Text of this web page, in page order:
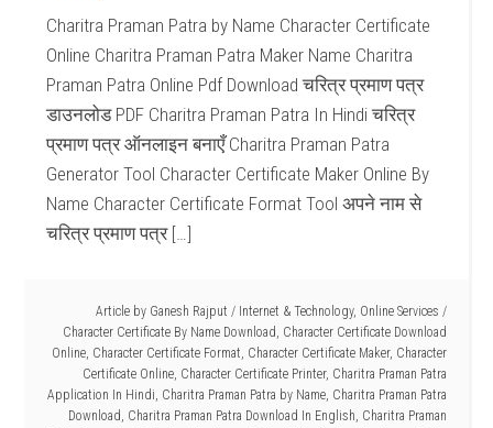
Charitra Praman Patra by Name Character Certificate
Online Charitra Praman Patra Maker Name Charitra
Praman Patra Online Pdf Download चरित्र प्रमाण पत्र
डाउनलोड PDF Charitra Praman Patra In Hindi चरित्र
प्रमाण पत्र ऑनलाइन बनाएँ Charitra Praman Patra
Generator Tool Character Certificate Maker Online By
Name Character Certificate Format Tool अपने नाम से
चरित्र प्रमाण पत्र […]
Article by Ganesh Rajput / Internet & Technology, Online Services /
Character Certificate By Name Download, Character Certificate Download
Online, Character Certificate Format, Character Certificate Maker, Character
Certificate Online, Character Certificate Printer, Charitra Praman Patra
Application In Hindi, Charitra Praman Patra by Name, Charitra Praman Patra
Download, Charitra Praman Patra Download In English, Charitra Praman